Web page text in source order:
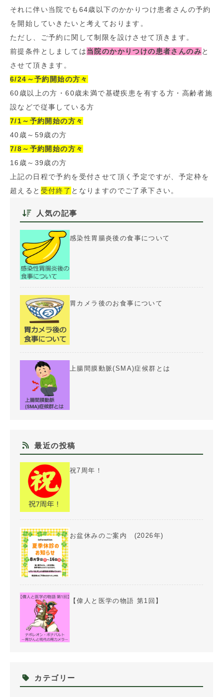
それに伴い当院でも64歳以下のかかりつけ患者さんの予約
を開始していきたいと考えております。
ただし、ご予約に関して制限を設けさせて頂きます。
前提条件としましては当院のかかりつけの患者さんのみと
させて頂きます。
6/24～予約開始の方々
60歳以上の方・60歳未満で基礎疾患を有する方・高齢者施
設などで従事している方
7/1 ～予約開始の方々
40歳～59歳の方
7/8～予約開始の方々
16歳～39歳の方
上記の日程で予約を受付させて頂く予定ですが、予定枠を
超えると 受付終了 となりますのでご了承下さい。
人気の記事
感染性胃腸炎後の食事について
胃カメラ後のお食事について
上腸間膜動脈(SMA)症候群とは
最近の投稿
祝7周年！
お盆休みのご案内 (2026年)
【偉人と医学の物語 第1回】
カテゴリー